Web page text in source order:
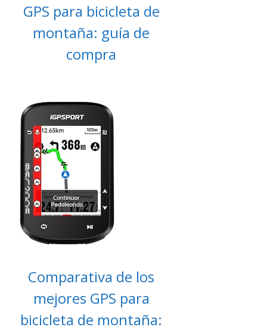
GPS para bicicleta de
montaña: guía de
compra
Comparativa de los
mejores GPS para
bicicleta de montaña: